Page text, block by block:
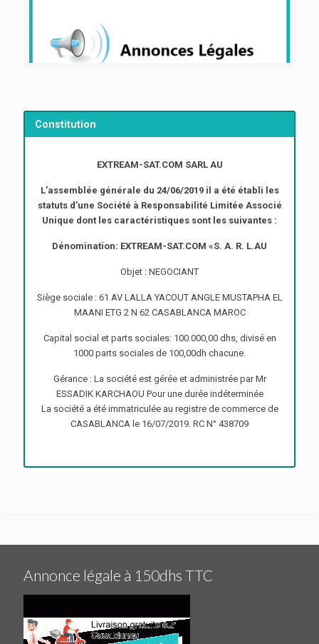
Constitution
EXTREAM-SAT.COM SARL AU
L’assemblée générale du 24/06/2019 il a été établi les
statuts d’une Société à Responsabilité Limitée Associé
Unique dont les caractéristiques sont les suivantes :
Dénomination: EXTREAM-SAT.COM «S. A. R. L.AU
Objet : NEGOCIANT
Siège sociale : 61 AV LALLA YACOUT ANGLE MUSTAPHA EL
MAANI ETG 2 N 62 CASABLANCA MAROC
Capital social et parts sociales: 100.000,00 dhs, divisé en
1000 parts sociales de 100,00dh chacune.
Gérance : La société est gérée et administrée par Mr
ESSADIK KARCHAOU Pour une durée indéterminée
La société a été immatriculée au registre de commerce de
CASABLANCA le 16/07/2019. RC N° 438709
Annonce légale à 150dhs TTC